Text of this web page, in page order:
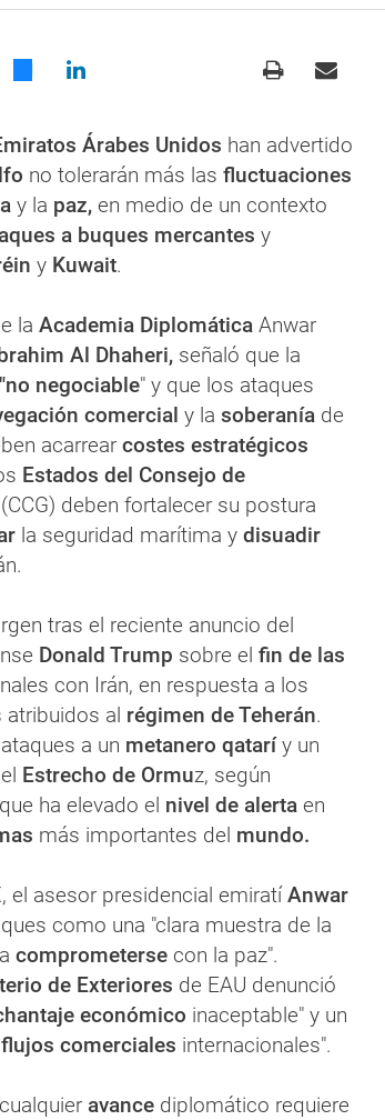
Árabes Unidos han advertido
no tolerarán más las fluctuaciones
y la paz, en medio de un contexto
a buques mercantes y
y Kuwait.
la Academia Diplomática Anwar
Al Dhaheri, señaló que la
"no negociable" y que los ataques
comercial y la soberanía de
acarrear costes estratégicos
Estados del Consejo de
(CCG) deben fortalecer su postura
la seguridad marítima y disuadir
tras el reciente anuncio del
Donald Trump sobre el fin de las
con Irán, en respuesta a los
atribuidos al régimen de Teherán.
a un metanero qataríy un
Estrecho de Ormuz, según
ha elevado el nivel de alerta en
más importantes del mundo.
el asesor presidencial emiratíAnwar
como una "clara muestra de la
comprometerse con la paz".
de Exteriores de EAU denunció
económico inaceptable" y un
flujos comerciales internacionales".
avance diplomático requiere